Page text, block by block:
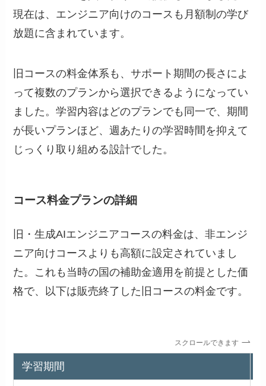
現在は、エンジニア向けのコースも月額制の学び
放題に含まれています。
旧コースの料金体系も、サポート期間の長さによ
って複数のプランから選択できるようになってい
ました。学習内容はどのプランでも同一で、期間
が長いプランほど、週あたりの学習時間を抑えて
じっくり取り組める設計でした。
コース料金プランの詳細
旧・生成AIエンジニアコースの料金は、非エンジ
ニア向けコースよりも高額に設定されていまし
た。これも当時の国の補助金適用を前提とした価
格で、以下は販売終了した旧コースの料金です。
スクロールできます
学習期間